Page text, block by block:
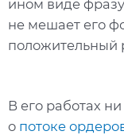
ином виде
не мешает его
положительный
В его работах
о потоке